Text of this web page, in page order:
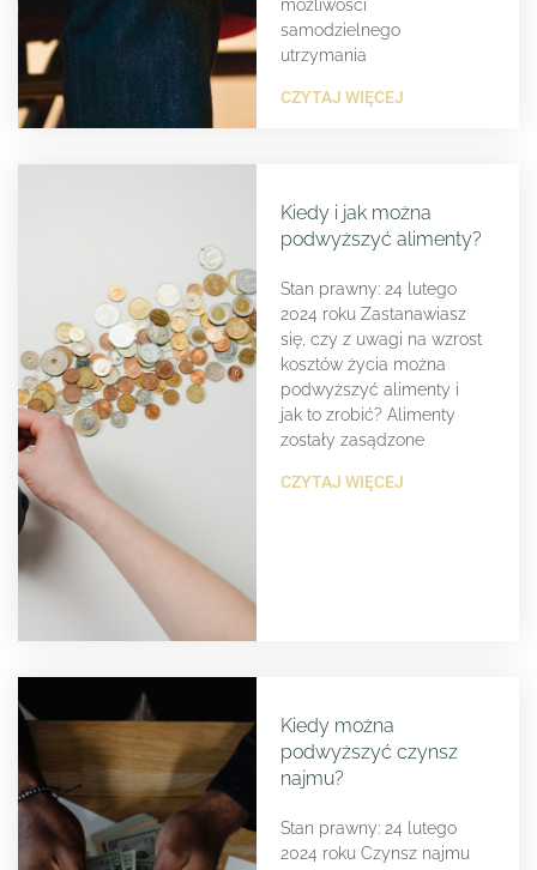
możliwości
samodzielnego
utrzymania
CZYTAJ WIĘCEJ
Kiedy i jak można
podwyższyć alimenty?
Stan prawny: 24 lutego
2024 roku Zastanawiasz
się, czy z uwagi na wzrost
kosztów życia można
podwyższyć alimenty i
jak to zrobić? Alimenty
zostały zasądzone
CZYTAJ WIĘCEJ
Kiedy można
podwyższyć czynsz
najmu?
Stan prawny: 24 lutego
2024 roku Czynsz najmu